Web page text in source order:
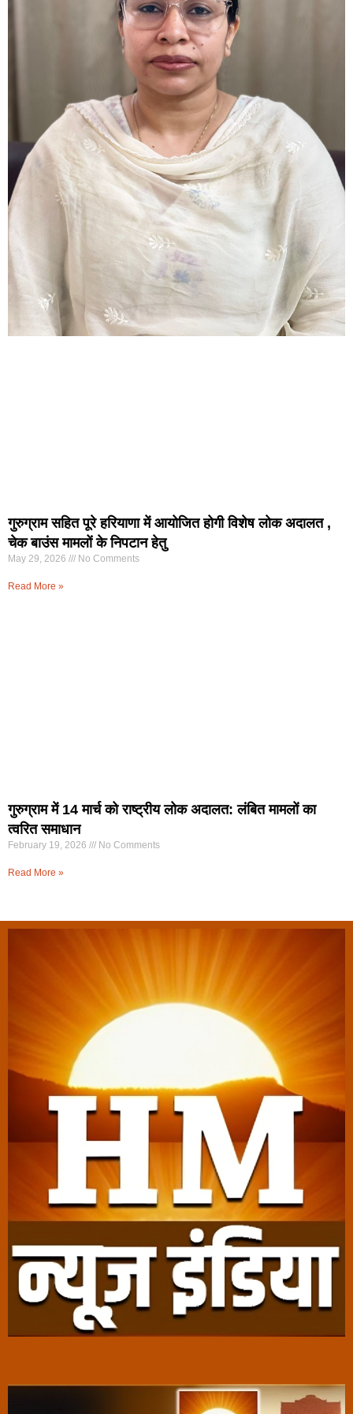
गुरुग्राम सहित पूरे हरियाणा में आयोजित होगी विशेष लोक अदालत ,
चेक बाउंस मामलों के निपटान हेतु
May 29, 2026 No Comments
Read More »
गुरुग्राम में 14 मार्च को राष्ट्रीय लोक अदालत: लंबित मामलों का
त्वरित समाधान
February 19, 2026 No Comments
Read More »